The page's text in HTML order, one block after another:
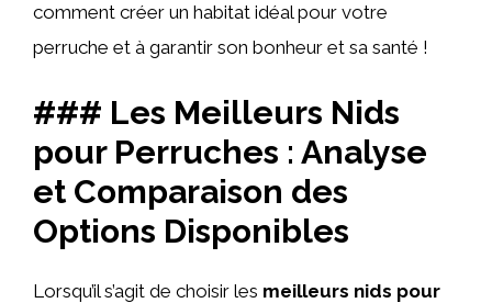
comment créer un habitat idéal pour votre
perruche et à garantir son bonheur et sa santé !
### Les Meilleurs Nids
pour Perruches : Analyse
et Comparaison des
Options Disponibles
Lorsqu’il s’agit de choisir les meilleurs nids pour